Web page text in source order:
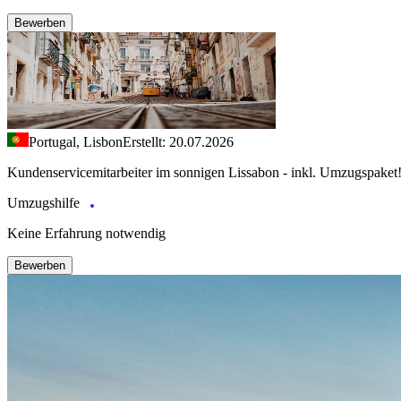
Bewerben
Portugal, LisbonErstellt: 20.07.2026
Kundenservicemitarbeiter im sonnigen Lissabon - inkl. Umzugspaket!
Umzugshilfe
Keine Erfahrung notwendig
Bewerben